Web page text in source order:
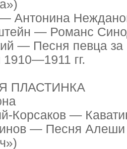
Антонина
— Романс
— Песня певца
гг.
ПЛАСТИНКА
Корсаков —
— Песня